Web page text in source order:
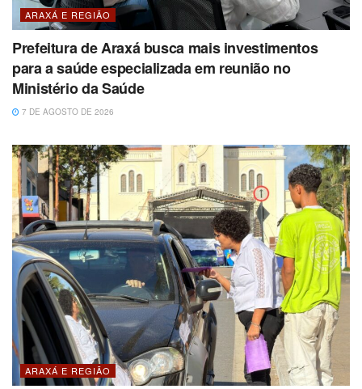
ARAXÁ E REGIÃO
Prefeitura de Araxá busca mais investimentos
para a saúde especializada em reunião no
Ministério da Saúde
7 DE AGOSTO DE 2026
ARAXÁ E REGIÃO